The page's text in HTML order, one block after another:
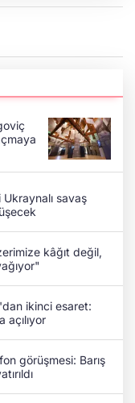
savaş
kâğıt değil,
ikinci esaret:
açılıyor
görüşmesi: Barış